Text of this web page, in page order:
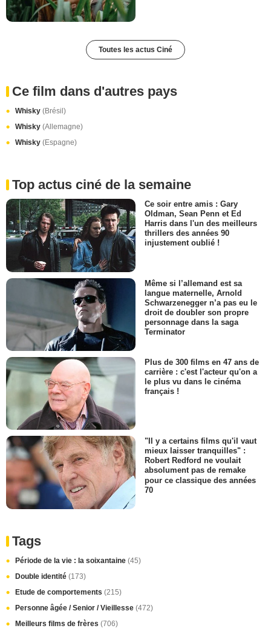
Toutes les actus Ciné
Ce film dans d'autres pays
Whisky (Brésil)
Whisky (Allemagne)
Whisky (Espagne)
Top actus ciné de la semaine
Ce soir entre amis : Gary
Oldman, Sean Penn et Ed
Harris dans l'un des meilleurs
thrillers des années 90
injustement oublié !
Même si l’allemand est sa
langue maternelle, Arnold
Schwarzenegger n’a pas eu le
droit de doubler son propre
personnage dans la saga
Terminator
Plus de 300 films en 47 ans de
carrière : c'est l'acteur qu'on a
le plus vu dans le cinéma
français !
"Il y a certains films qu'il vaut
mieux laisser tranquilles" :
Robert Redford ne voulait
absolument pas de remake
pour ce classique des années
70
Tags
Période de la vie : la soixantaine (45)
Double identité (173)
Etude de comportements (215)
Personne âgée / Senior / Vieillesse (472)
Meilleurs films de frères (706)